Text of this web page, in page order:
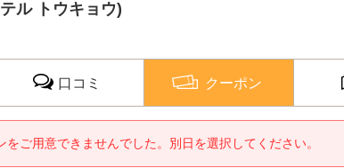
ル トウキョウ)
口コミ クーポン
をご用意できませんでした。別日を選択してください。